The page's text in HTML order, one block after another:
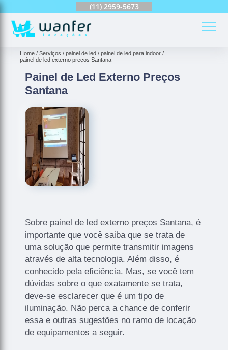
(11) 2959-5673
Home Serviços painel de led
painel de led para indoor
painel de led externo preços Santana
Painel de Led Externo Preços
Santana
Sobre painel de led externo preços Santana, é
importante que você saiba que se trata de
uma solução que permite transmitir imagens
através de alta tecnologia. Além disso, é
conhecido pela eficiência. Mas, se você tem
dúvidas sobre o que exatamente se trata,
deve-se esclarecer que é um tipo de
iluminação. Não perca a chance de conferir
essa e outras sugestões no ramo de locação
de equipamentos a seguir.